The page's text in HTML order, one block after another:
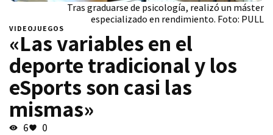
Tras graduarse de psicología, realizó un máster
especializado en rendimiento. Foto: PULL
VIDEOJUEGOS
«Las variables en el
deporte tradicional y los
eSports son casi las
mismas»
6 0